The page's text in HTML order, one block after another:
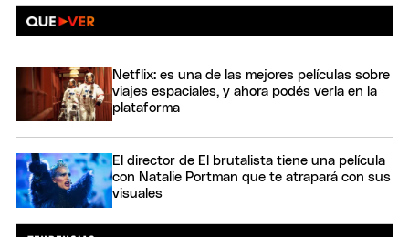
Netflix: es una de las mejores películas sobre
viajes espaciales, y ahora podés verla en la
plataforma
El director de El brutalista tiene una película
con Natalie Portman que te atrapará con sus
visuales